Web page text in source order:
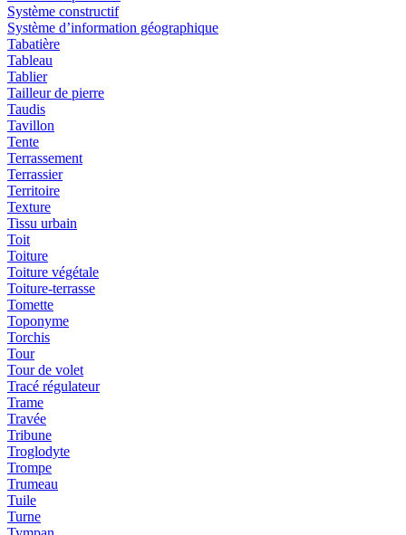
Système constructif
Système d’information géographique
Tabatière
Tableau
Tablier
Tailleur de pierre
Taudis
Tavillon
Tente
Terrassement
Terrassier
Territoire
Texture
Tissu urbain
Toit
Toiture
Toiture végétale
Toiture-terrasse
Tomette
Toponyme
Torchis
Tour
Tour de volet
Tracé régulateur
Trame
Travée
Tribune
Troglodyte
Trompe
Trumeau
Tuile
Turne